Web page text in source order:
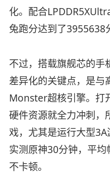
化。配合
兔跑分达到了3955638
不过，搭载旗舰芯的手
差异化的关键点，是与
Monster超核引擎。打
硬件资源就全力冲刺，
戏，尤其是运行大型3A
实测原神30分钟，平
不卡顿。